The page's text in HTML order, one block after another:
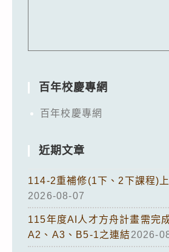
百年校慶專網
百年校慶專網
近期文章
114-2重補修(1下、2下課程)
2026-08-07
115年度AI人才方舟計畫需完
A2、A3、B5-1之連結2026-